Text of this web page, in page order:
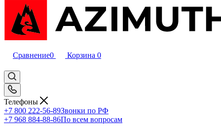
Сравнение0 Корзина 0
Телефоны
+7 800 222-56-89Звонки по РФ
+7 968 884-88-86По всем вопросам